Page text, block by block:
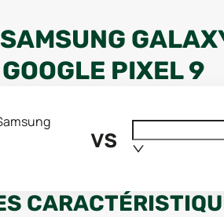
SAMSUNG
GOOGLE PIXEL 9
vs